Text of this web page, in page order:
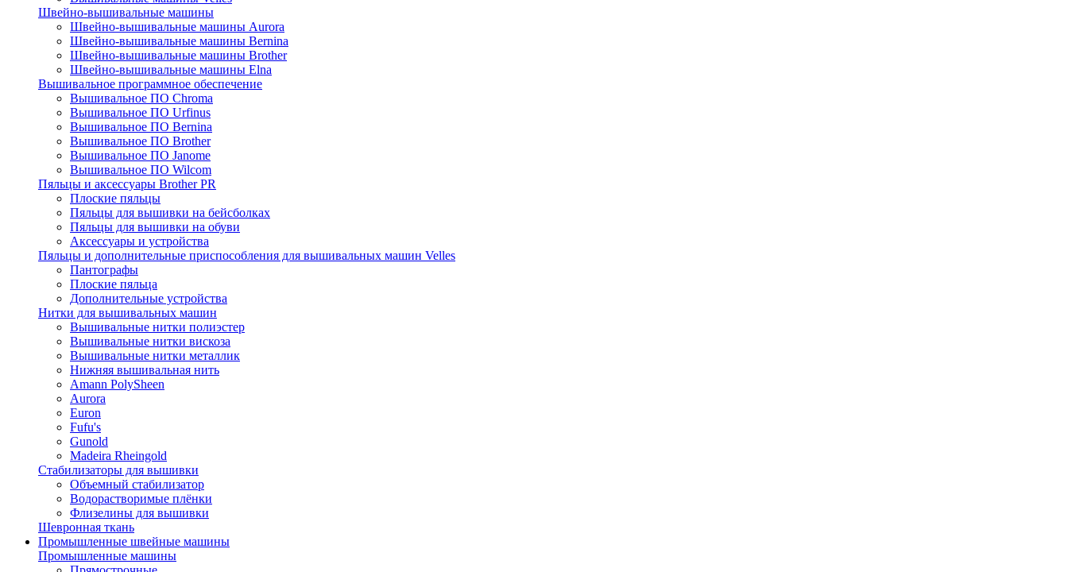
Швейно-вышивальные машины
Швейно-вышивальные машины Aurora
Швейно-вышивальные машины Bernina
Швейно-вышивальные машины Brother
Швейно-вышивальные машины Elna
Вышивальное программное обеспечение
Вышивальное ПО Chroma
Вышивальное ПО Urfinus
Вышивальное ПО Bernina
Вышивальное ПО Brother
Вышивальное ПО Janome
Вышивальное ПО Wilcom
Пяльцы и аксессуары Brother PR
Плоские пяльцы
Пяльцы для вышивки на бейсболках
Пяльцы для вышивки на обуви
Аксессуары и устройства
Пяльцы и дополнительные приспособления для вышивальных машин Velles
Пантографы
Плоские пяльца
Дополнительные устройства
Нитки для вышивальных машин
Вышивальные нитки полиэстер
Вышивальные нитки вискоза
Вышивальные нитки металлик
Нижняя вышивальная нить
Amann PolySheen
Aurora
Euron
Fufu's
Gunold
Madeira Rheingold
Стабилизаторы для вышивки
Объемный стабилизатор
Водорастворимые плёнки
Флизелины для вышивки
Шевронная ткань
Промышленные швейные машины
Промышленные машины